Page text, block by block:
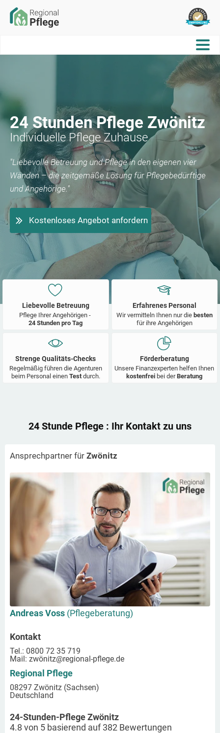
24 Stunden Pflege Zwönitz
Individuelle Pflege Zuhause
"Liebevolle Betreuung und Pflege in den eigenen vier
Wänden – die zeitgemäße Lösung für Pflegebedürftige
und Angehörige."
Kostenloses Angebot anfordern
Liebevolle Betreuung
Pflege Ihrer Angehörigen -
24 Stunden pro Tag
Erfahrenes Personal
Wir vermitteln Ihnen nur die besten
für ihre Angehörigen
Strenge Qualitäts-Checks
Regelmäßig führen die Agenturen
beim Personal einen Test durch.
Förderberatung
Unsere Finanzexperten helfen Ihnen
kostenfrei bei derBeratung
24 Stunde Pflege : Ihr Kontakt zu uns
Ansprechpartner für Zwönitz
Andreas Voss (Pflegeberatung)
Kontakt
Tel.: 0800 72 35 719
Mail: zwönitz@regional-pflege.de
Regional Pflege
08297 Zwönitz (Sachsen)
Deutschland
24-Stunden-Pflege Zwönitz
4.8 von 5 basierend auf382 Bewertungen